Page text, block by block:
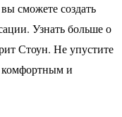
сможете создать
Узнать больше о
Стоун. Не упустите
комфортным и